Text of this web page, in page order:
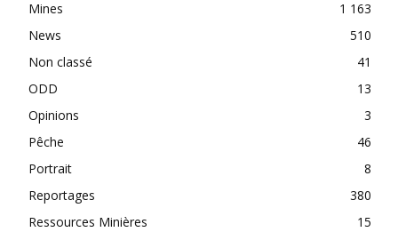
Mines
1 163
News
510
Non classé
41
ODD
13
Opinions
3
Pêche
46
Portrait
8
Reportages
380
Ressources Minières
15